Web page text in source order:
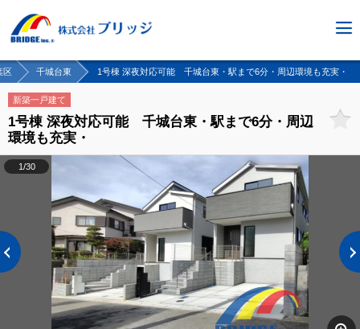
区 千城台東 1号棟 深夜対応可能 千城台東・駅まで6分・周辺環境も充実・
新築一戸建て
1号棟 深夜対応可能 千城台東・駅まで6分・周辺
環境も充実・
1/30